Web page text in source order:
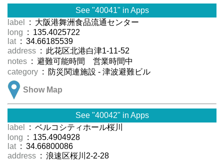
See "40041" in Apps
label
: 大阪港舞洲食品流通センター
long : 135.4025722
lat : 34.66185539
address : 此花区北港白津1-11-52
notes : 避難可能時間 営業時間中
category : 防災関連施設 - 津波避難ビル
Show Map
See "40042" in Apps
label
: ベルコシティホール桜川
long : 135.4904928
lat : 34.66800086
address : 浪速区桜川2-2-28